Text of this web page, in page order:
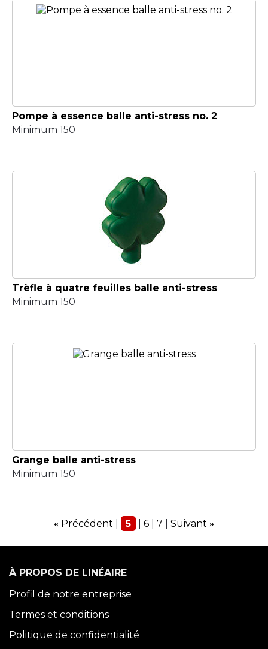
Pompe à essence balle anti-stress no. 2
Minimum 150
Trèfle à quatre feuilles balle anti-stress
Minimum 150
Grange balle anti-stress
Minimum 150
« Précédent 5 6 7 Suivant »
À PROPOS DE LINÉAIRE
Profil de notre entreprise
Termes et conditions
Politique de confidentialité